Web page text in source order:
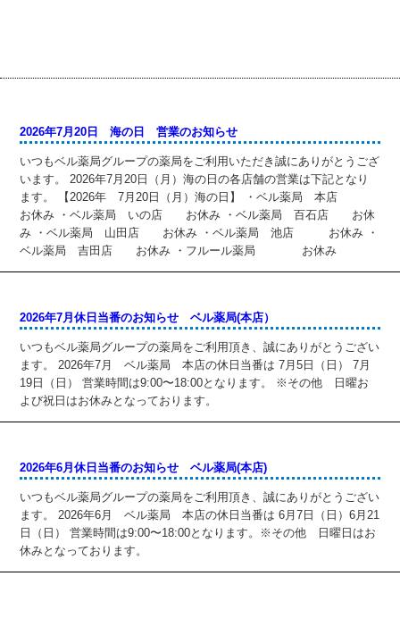
2026年7月20日 海の日 営業のお知らせ
いつもベル薬局グループの薬局をご利用いただき誠にありがとうござ
います。 2026年7月20日（月）海の日の各店舗の営業は下記となり
ます。 【2026年 7月20日（月）海の日】 ・ベル薬局 本店
お休み ・ベル薬局 いの店 お休み ・ベル薬局 百石店 お休
み ・ベル薬局 山田店 お休み ・ベル薬局 池店 お休み ・
ベル薬局 吉田店 お休み ・フルール薬局 お休み
2026年7月休日当番のお知らせ ベル薬局(本店）
いつもベル薬局グループの薬局をご利用頂き、誠にありがとうござい
ます。 2026年7月 ベル薬局 本店の休日当番は 7月5日（日） 7月
19日（日） 営業時間は9:00〜18:00となります。 ※その他 日曜お
よび祝日はお休みとなっております。
2026年6月休日当番のお知らせ ベル薬局(本店)
いつもベル薬局グループの薬局をご利用頂き、誠にありがとうござい
ます。 2026年6月 ベル薬局 本店の休日当番は 6月7日（日）6月21
日（日） 営業時間は9:00〜18:00となります。※その他 日曜日はお
休みとなっております。